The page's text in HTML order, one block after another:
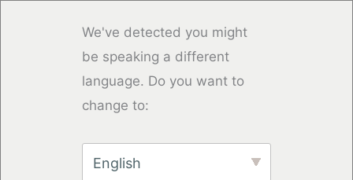
We've detected you might
be speaking a different
language. Do you want to
change to:
English